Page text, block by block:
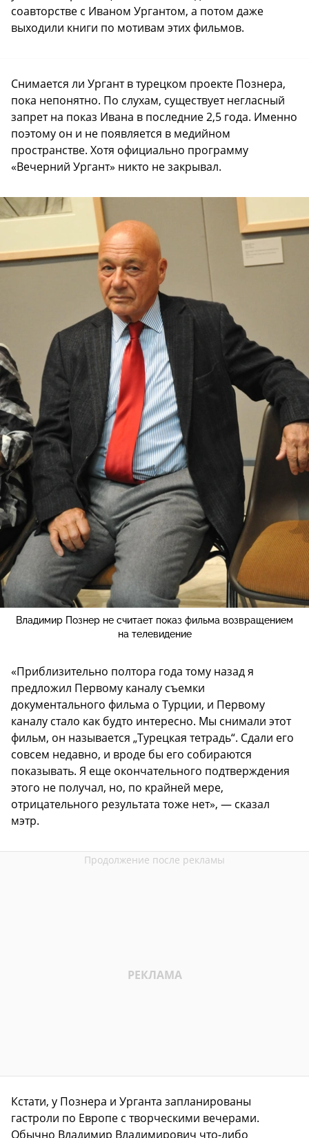
соавторстве с Иваном Ургантом, а потом даже
выходили книги по мотивам этих фильмов.
Снимается ли Ургант в турецком проекте Познера,
пока непонятно. По слухам, существует негласный
запрет на показ Ивана в последние 2,5 года. Именно
поэтому он и не появляется в медийном
пространстве. Хотя официально программу
«Вечерний Ургант» никто не закрывал.
Владимир Познер не считает показ фильма возвращением
на телевидение
«Приблизительно полтора года тому назад я
предложил Первому каналу съемки
документального фильма о Турции, и Первому
каналу стало как будто интересно. Мы снимали этот
фильм, он называется „Турецкая тетрадь“. Сдали его
совсем недавно, и вроде бы его собираются
показывать. Я еще окончательного подтверждения
этого не получал, но, по крайней мере,
отрицательного результата тоже нет», — сказал
мэтр.
Кстати, у Познера и Урганта запланированы
гастроли по Европе с творческими вечерами.
Обычно Владимир Владимирович что-либо